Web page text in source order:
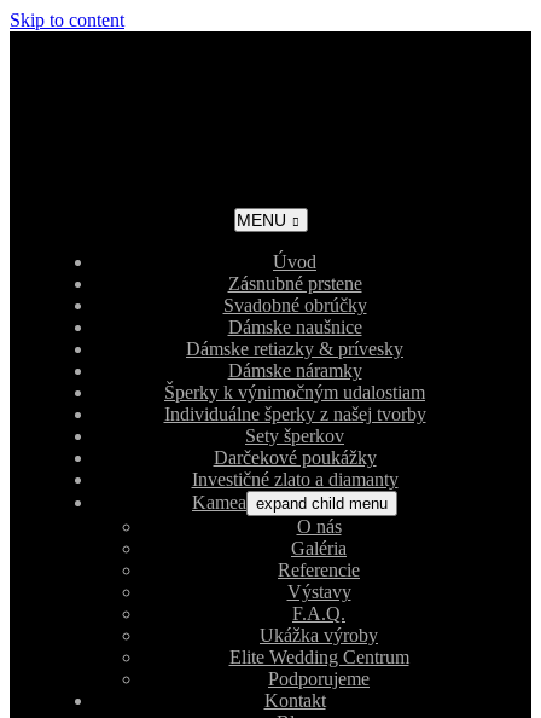
Skip to content
MENU
Úvod
Zásnubné prstene
Svadobné obrúčky
Dámske naušnice
Dámske retiazky & prívesky
Dámske náramky
Šperky k výnimočným udalostiam
Individuálne šperky z našej tvorby
Sety šperkov
Darčekové poukážky
Investičné zlato a diamanty
Kamea expand child menu
O nás
Galéria
Referencie
Výstavy
F.A.Q.
Ukážka výroby
Elite Wedding Centrum
Podporujeme
Kontakt